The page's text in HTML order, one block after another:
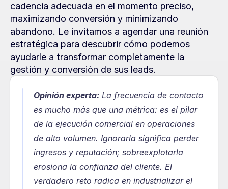
cadencia adecuada en el momento preciso,
maximizando conversión y minimizando
abandono. Le invitamos a agendar una reunión
estratégica para descubrir cómo podemos
ayudarle a transformar completamente la
gestión y conversión de sus leads.
Opinión experta: La frecuencia de contacto
es mucho más que una métrica: es el pilar
de la ejecución comercial en operaciones
de alto volumen. Ignorarla significa perder
ingresos y reputación; sobreexplotarla
erosiona la confianza del cliente. El
verdadero reto radica en industrializar el